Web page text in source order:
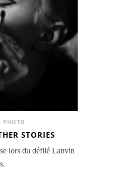
PHOTO
STORIES
lors du défilé Lanvin